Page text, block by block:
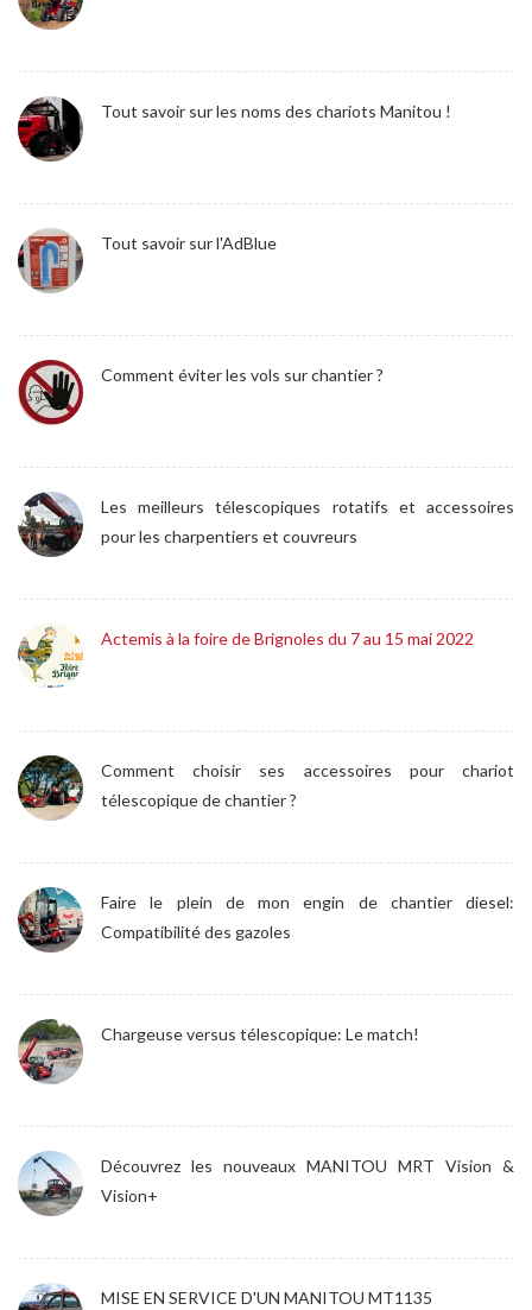
Tout savoir sur les noms des chariots Manitou !
Tout savoir sur l'AdBlue
Comment éviter les vols sur chantier ?
Les meilleurs télescopiques rotatifs et accessoires
pour les charpentiers et couvreurs
Actemis à la foire de Brignoles du 7 au 15 mai 2022
Comment choisir ses accessoires pour chariot
télescopique de chantier ?
Faire le plein de mon engin de chantier diesel:
Compatibilité des gazoles
Chargeuse versus télescopique: Le match!
Découvrez les nouveaux MANITOU MRT Vision &
Vision+
MISE EN SERVICE D'UN MANITOU MT1135